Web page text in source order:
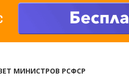
МИНИСТРОВ РСФСР